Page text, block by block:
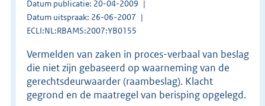
Datum publicatie: 20-04-2009
Datum uitspraak: 26-06-2007
ECLI:NL:RBAMS:2007:YB0155
Vermelden van zaken in proces-verbaal van beslag
die niet zijn gebaseerd op waarneming van de
gerechtsdeurwaarder (raambeslag). Klacht
gegrond en de maatregel van berisping opgelegd.